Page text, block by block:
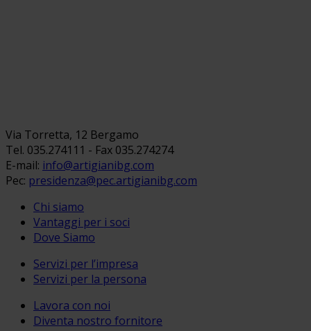
Via Torretta, 12 Bergamo
Tel. 035.274111 - Fax 035.274274
E-mail: info@artigianibg.com
Pec: presidenza@pec.artigianibg.com
Chi siamo
Vantaggi per i soci
Dove Siamo
Servizi per l’impresa
Servizi per la persona
Lavora con noi
Diventa nostro fornitore